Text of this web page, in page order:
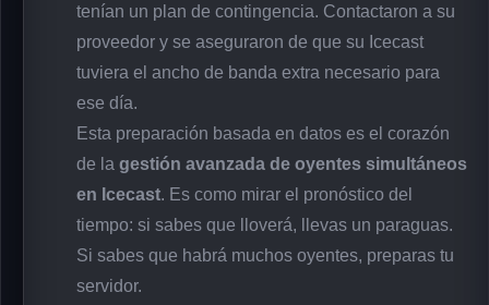
tenían un plan de contingencia. Contactaron a su
proveedor y se aseguraron de que su Icecast
tuviera el ancho de banda extra necesario para
ese día.
Esta preparación basada en datos es el corazón
de la gestión avanzada de oyentes simultáneos
en Icecast. Es como mirar el pronóstico del
tiempo: si sabes que lloverá, llevas un paraguas.
Si sabes que habrá muchos oyentes, preparas tu
servidor.